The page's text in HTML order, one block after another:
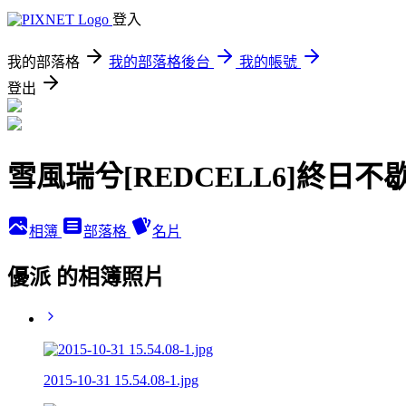
登入
我的部落格 我的部落格後台
我的帳號
登出
雪風瑞兮[REDCELL6]終日不
相簿 部落格 名片
優派 的相簿照片
2015-10-31 15.54.08-1.jpg